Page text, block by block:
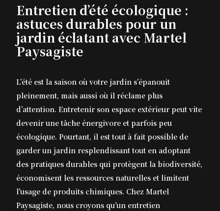
Entretien d’été écologique :
astuces durables pour un
jardin éclatant avec Martel
Paysagiste
L’été est la saison où votre jardin s’épanouit
pleinement, mais aussi où il réclame plus
d’attention. Entretenir son espace extérieur peut vite
devenir une tâche énergivore et parfois peu
écologique. Pourtant, il est tout à fait possible de
garder un jardin resplendissant tout en adoptant
des pratiques durables qui protègent la biodiversité,
économisent les ressources naturelles et limitent
l’usage de produits chimiques. Chez Martel
Paysagiste, nous croyons qu’un entretien